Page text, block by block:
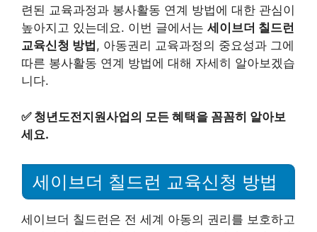
련된 교육과정과 봉사활동 연계 방법에 대한 관심이
높아지고 있는데요. 이번 글에서는 세이브더 칠드런
교육신청 방법 , 아동권리 교육과정의 중요성과 그에
따른 봉사활동 연계 방법에 대해 자세히 알아보겠습
니다.
✅ 청년도전지원사업의 모든 혜택을 꼼꼼히 알아보
세요.
세이브더 칠드런 교육신청 방법
세이브더 칠드런은 전 세계 아동의 권리를 보호하고